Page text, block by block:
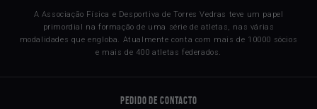
A Associação Física e Desportiva de Torres Vedras teve um papel
primordial na formação de uma série de atletas, nas várias
modalidades que engloba. Atualmente conta com mais de 10000 sócios
e mais de 400 atletas federados.
Pedido de Contacto